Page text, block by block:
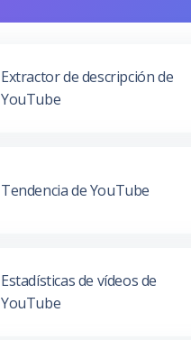
Extractor de descripción de
YouTube
Tendencia de YouTube
Estadísticas de vídeos de
YouTube